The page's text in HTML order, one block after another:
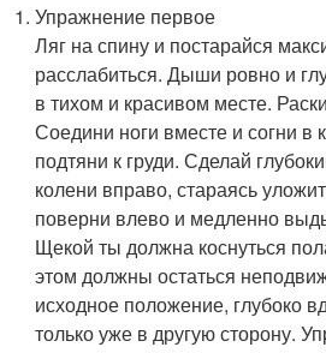
Упражнение первое
Ляг на спину и постарайся
расслабиться. Дыши ровно и
в тихом и красивом месте.
Соедини ноги вместе и согни в
подтяни к груди. Сделай
колени вправо, стараясь
поверни влево и медленно
Щекой ты должна коснуться
этом должны остаться
исходное положение, глубоко
только уже в другую сторону.